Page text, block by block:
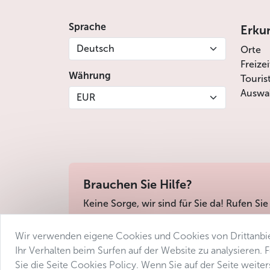
Frischer Gemüsesalat, garniert mit
gebackenes Brot
Altböhmische Kartoffelsuppe
Gemüse-Risotto
Gegrillte Gemüsespieße mit Sesam-
Obstsalat
Hühnerbrühe mit Fleisch und Gemüse
Gemüse-Risotto
Alle Hauptgerichte können mit
Obstsalat
DREI-GÄNGE-MENÜ FÜR KINDER mit
Sprache
Deutsch
Währung
EUR
Orte
Brauchen Sie Hilfe?
Keine Sorge, wir sind für Sie da! Rufen
Geschäftsbedingungen Datenschutz
Wir verwenden eigene Cookies und Cookies von
Ihr Verhalten beim Surfen auf der Website zu
Sie die Seite Cookies Policy. Wenn Sie auf der Seite